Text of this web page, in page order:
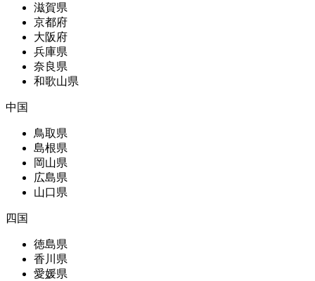
滋賀県
京都府
大阪府
兵庫県
奈良県
和歌山県
中国
鳥取県
島根県
岡山県
広島県
山口県
四国
徳島県
香川県
愛媛県